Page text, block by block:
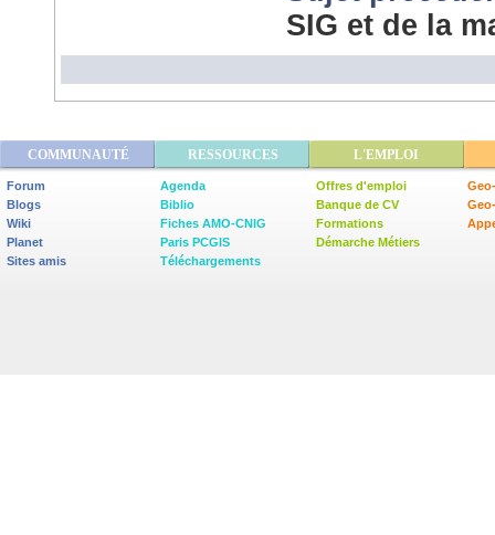
SIG et de la
COMMUNAUTÉ RESSOURCES L'EMPLOI
Forum
Blogs
Wiki
Planet
Sites amis
Agenda
Biblio
Fiches AMO-CNIG
Paris PCGIS
Téléchargements
Offres d'emploi
Banque de CV
Formations
Démarche Métiers